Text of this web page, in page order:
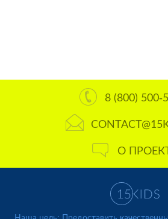
8 (800) 500-
О